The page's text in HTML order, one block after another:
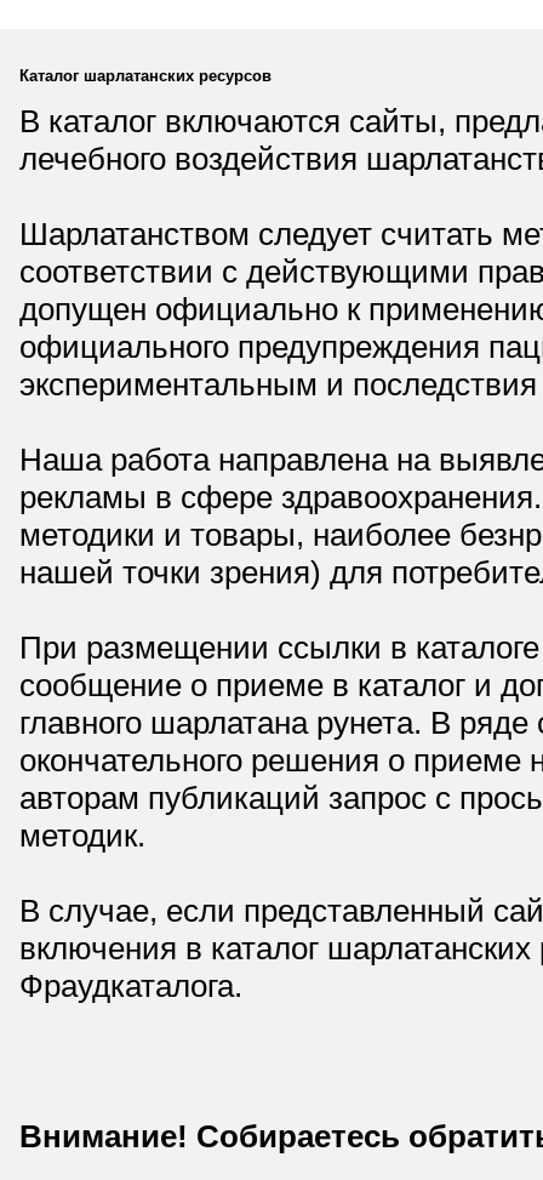
Каталог шарлатанских ресурсов
В каталог включаются сайты,
лечебного воздействия
Шарлатанством следует считать
соответствии с действующими
допущен официально к
официального предупреждения
экспериментальным и
Наша работа направлена на
рекламы в сфере
методики и товары, наиболее
нашей точки зрения) для
При размещении ссылки в
сообщение о приеме в каталог и
главного шарлатана рунета. В
окончательного решения о приеме
авторам публикаций запрос с
методик.
В случае, если представленный
включения в каталог
Фраудкаталога.
Внимание! Собираетесь